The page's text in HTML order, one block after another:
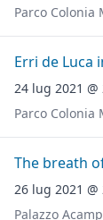
Parco Colonia
Erri de Luca
24 lug 2021 @
Parco Colonia
The breath
26 lug 2021 @
Palazzo